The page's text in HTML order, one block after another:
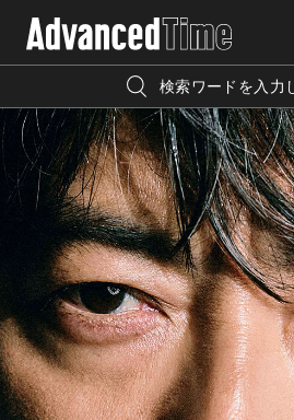
CATEGORY
FASHION
BEAUTY
TRAVEL
LIFESTYLE
AdvancedClub
『AdvancedTime』は、自由でしなや
な大人達におくる、スペシャルイシ
高感度なファッション、カルチャー
教養を求め、今までの人生で積んだ
って楽しみながら、進化するソーシ
何かに縛られていた時間から解き
人気の検索キーワード
宿泊
リゾート
美白